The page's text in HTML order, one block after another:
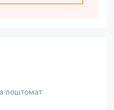
поштомат